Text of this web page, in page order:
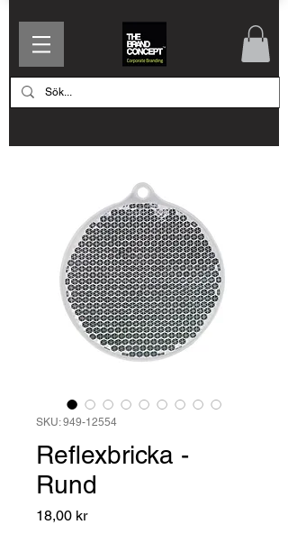
SKU: 949-12554
Reflexbricka -
Rund
18,00 krPris